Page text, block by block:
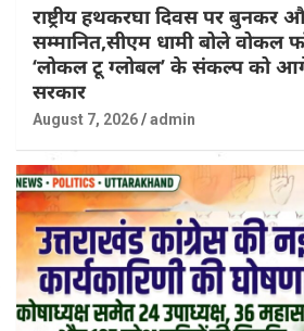
राष्ट्रीय हथकरघा दिवस पर बुनकर
सम्मानित,सीएम धामी बोले वोकल
‘लोकल टू ग्लोबल’ के संकल्प को आगे
सरकार
August 7, 2026 admin